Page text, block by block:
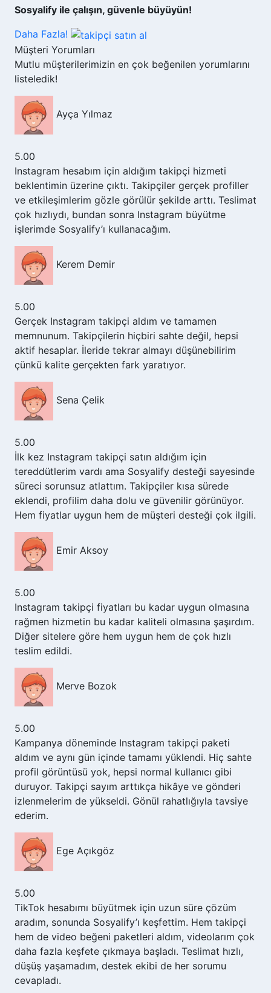
Sosyalify ile çalışın, güvenle büyüyün!
Daha Fazla!
Müşteri Yorumları
Mutlu müşterilerimizin en çok beğenilen yorumlarını
listeledik!
Ayça Yılmaz
5.00
Instagram hesabım için aldığım takipçi hizmeti
beklentimin üzerine çıktı. Takipçiler gerçek profiller
ve etkileşimlerim gözle görülür şekilde arttı. Teslimat
çok hızlıydı, bundan sonra Instagram büyütme
işlerimde Sosyalify’ı kullanacağım.
Kerem Demir
5.00
Gerçek Instagram takipçi aldım ve tamamen
memnunum. Takipçilerin hiçbiri sahte değil, hepsi
aktif hesaplar. İleride tekrar almayı düşünebilirim
çünkü kalite gerçekten fark yaratıyor.
Sena Çelik
5.00
İlk kez Instagram takipçi satın aldığım için
tereddütlerim vardı ama Sosyalify desteği sayesinde
süreci sorunsuz atlattım. Takipçiler kısa sürede
eklendi, profilim daha dolu ve güvenilir görünüyor.
Hem fiyatlar uygun hem de müşteri desteği çok ilgili.
Emir Aksoy
5.00
Instagram takipçi fiyatları bu kadar uygun olmasına
rağmen hizmetin bu kadar kaliteli olmasına şaşırdım.
Diğer sitelere göre hem uygun hem de çok hızlı
teslim edildi.
Merve Bozok
5.00
Kampanya döneminde Instagram takipçi paketi
aldım ve aynı gün içinde tamamı yüklendi. Hiç sahte
profil görüntüsü yok, hepsi normal kullanıcı gibi
duruyor. Takipçi sayım arttıkça hikâye ve gönderi
izlenmelerim de yükseldi. Gönül rahatlığıyla tavsiye
ederim.
Ege Açıkgöz
5.00
TikTok hesabımı büyütmek için uzun süre çözüm
aradım, sonunda Sosyalify’ı keşfettim. Hem takipçi
hem de video beğeni paketleri aldım, videolarım çok
daha fazla keşfete çıkmaya başladı. Teslimat hızlı,
düşüş yaşamadım, destek ekibi de her sorumu
cevapladı.